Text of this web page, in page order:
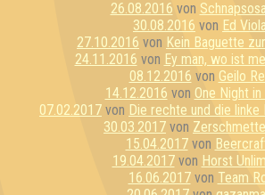
26.08.2016 von
30.08.2016 von Ed Viola
27.10.2016 von Kein Baguette
24.11.2016 von Ey man, wo ist
08.12.2016 von Geilo
14.12.2016 von One Night in
07.02.2017 von Die rechte und die linke
30.03.2017 von
15.04.2017von
19.04.2017von Horst
16.06.2017von Team